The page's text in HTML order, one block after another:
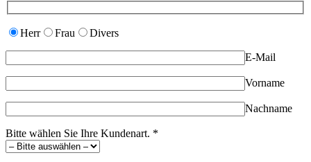
Herr Frau Divers
E-Mail
Vorname
Nachname
Bitte wählen Sie Ihre Kundenart. *